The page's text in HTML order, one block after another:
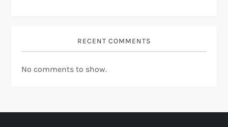
RECENT COMMENTS
No comments to show.